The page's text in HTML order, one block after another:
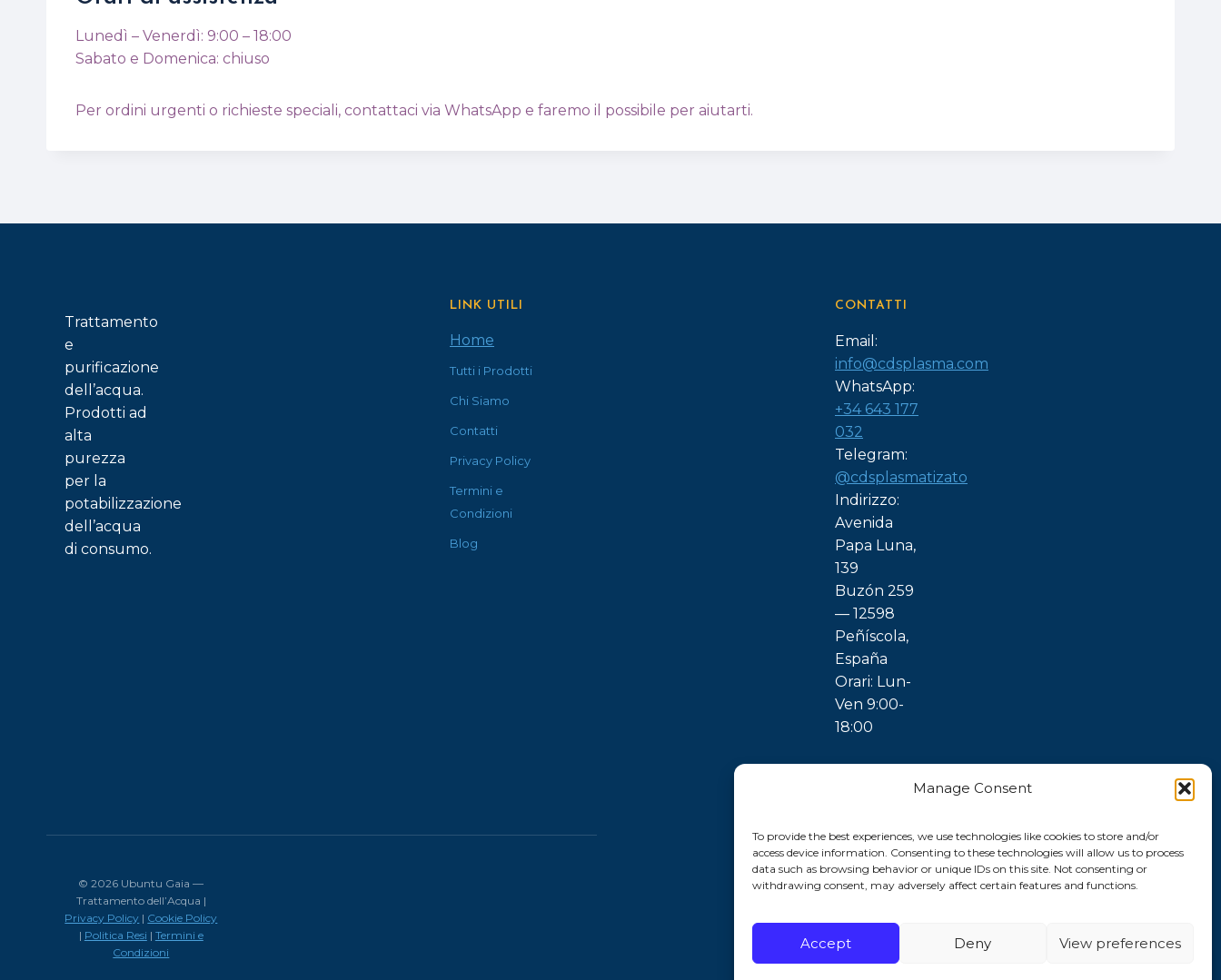
Manage Consent
To provide the best experiences, we use technologies like cookies to store and/or
access device information. Consenting to these technologies will allow us to process
data such as browsing behavior or unique IDs on this site. Not consenting or
withdrawing consent, may adversely affect certain features and functions.
Accept Deny View preferences
Lunedì – Venerdì: 9:00 – 18:00
Sabato e Domenica: chiuso
Per ordini urgenti o richieste speciali, contattaci via WhatsApp e faremo il possibile per aiutarti.
Trattamento
e
purificazione
dell’acqua.
Prodotti ad
alta
purezza
per la
potabilizzazione
dell’acqua
di consumo.
LINK UTILI
Home
Tutti i Prodotti
Chi Siamo
Contatti
Privacy Policy
Termini e
Condizioni
Blog
CONTATTI
Email:
info@cdsplasma.com
WhatsApp:
+34 643 177
032
Telegram:
@cdsplasmatizato
Indirizzo:
Avenida
Papa Luna,
139
Buzón 259
— 12598
Peñíscola,
España
Orari: Lun-
Ven 9:00-
18:00
© 2026 Ubuntu Gaia —
Trattamento dell’Acqua |
Privacy Policy | Cookie Policy
| Politica Resi | Termini e
Condizioni